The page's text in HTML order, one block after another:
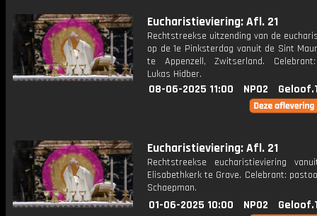
Eucharistieviering: Afl. 21
Rechtstreekse uitzending van de
op de 1e Pinksterdag vanuit de Sint
te Appenzell, Zwitserland.
Lukas Hidber.
08-06-2025 11:00 NPO2
Eucharistieviering: Afl. 21
Rechtstreekse eucharistieviering
Elisabethkerk te Grave. Celebrant:
Schaepman.
01-06-2025 10:00 NPO2